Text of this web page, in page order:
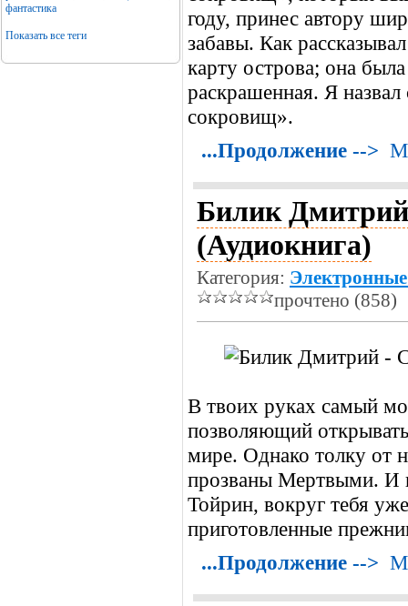
фантастика
Показать все теги
году, принес автору
забавы. Как
карту острова; она
раскрашенная. Я
сокровищ».
...Продолжение -->
Билик
(Аудиокнига)
Категория:
прочтено (858)
В твоих руках самый
позволяющий
мире. Однако толку от
прозваны Мертвыми. И
Тойрин, вокруг тебя
приготовленные
...Продолжение -->